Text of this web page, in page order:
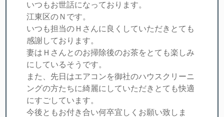
いつもお世話になっております。
江東区のＮです。
いつも担当のＨさんに良くしていただきとても
感謝しております。
妻はＨさんとのお掃除後のお茶をとても楽しみ
にしているそうです。
また、先日はエアコンを御社のハウスクリーニ
ングの方たちに綺麗にしていただきとても快適
にすごしています。
今後ともお付き合い何卒宜しくお願い致しま